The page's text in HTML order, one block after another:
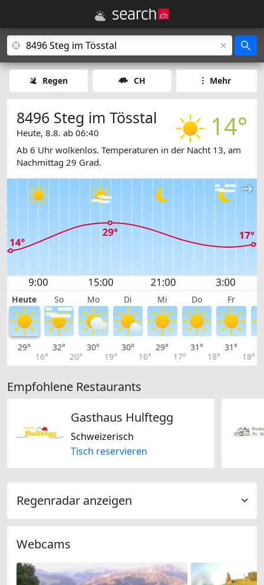
Regen CH Mehr
14°
8496 Steg im Tösstal
Heute, 8.8. ab 06:40
Ab 6 Uhr wolkenlos. Temperaturen in der Nacht 13, am
Nachmittag 29 Grad.
Heute So Mo Di Mi Do Fr
29°
16°
32°
20°
30°
19°
30°
16°
29°
17°
31°
18°
31°
18°
Empfohlene Restaurants
Gasthaus Hulftegg
Schweizerisch
Tisch reservieren
Regenradar anzeigen
Webcams